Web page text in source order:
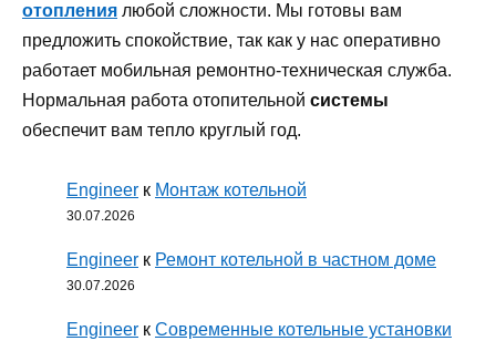
отопления любой сложности. Мы готовы вам
предложить спокойствие, так как у нас оперативно
работает мобильная ремонтно-техническая служба.
Нормальная работа отопительной системы
обеспечит вам тепло круглый год.
Engineer к Монтаж котельной
30.07.2026
Engineer к Ремонт котельной в частном доме
30.07.2026
Engineer к Современные котельные установки